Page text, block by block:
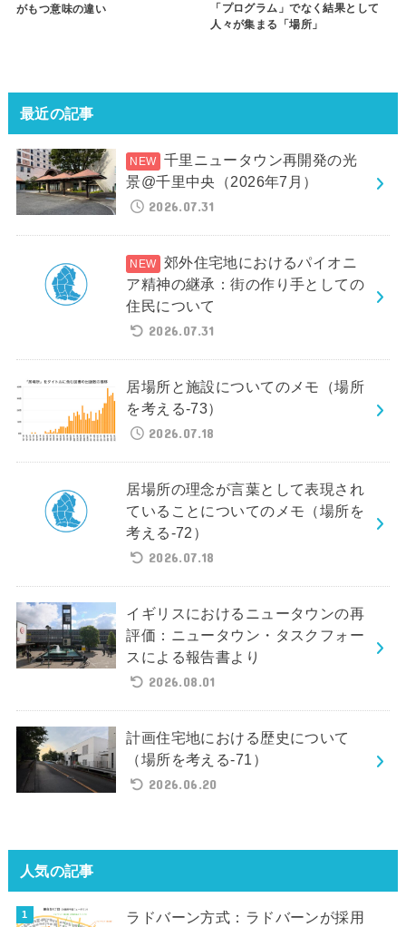
がもつ意味の違い
「プログラム」でなく結果として
人々が集まる「場所」
最近の記事
千里ニュータウン再開発の光
景@千里中央（2026年7月）
2026.07.31
郊外住宅地におけるパイオニ
ア精神の継承：街の作り手としての
住民について
2026.07.31
居場所と施設についてのメモ（場所
を考える-73）
2026.07.18
居場所の理念が言葉として表現され
ていることについてのメモ（場所を
考える-72）
2026.07.18
イギリスにおけるニュータウンの再
評価：ニュータウン・タスクフォー
スによる報告書より
2026.08.01
計画住宅地における歴史について
（場所を考える-71）
2026.06.20
人気の記事
ラドバーン方式：ラドバーンが採用